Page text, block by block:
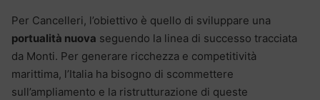
Per Cancelleri, l’obiettivo è quello di sviluppare una
portualità nuova seguendo la linea di successo tracciata
da Monti. Per generare ricchezza e competitività
marittima, l’Italia ha bisogno di scommettere
sull’ampliamento e la ristrutturazione di queste